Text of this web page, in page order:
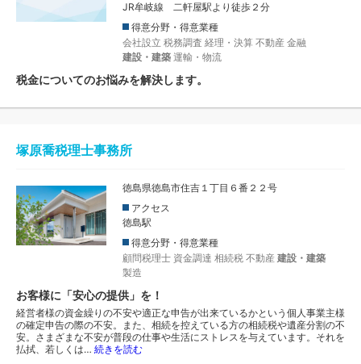
JR牟岐線 二軒屋駅より徒歩２分
得意分野・得意業種
会社設立 税務調査 経理・決算 不動産 金融
建設・建築 運輸・物流
税金についてのお悩みを解決します。
塚原喬税理士事務所
徳島県徳島市住吉１丁目６番２２号
アクセス
徳島駅
得意分野・得意業種
顧問税理士 資金調達 相続税 不動産 建設・建築
製造
お客様に「安心の提供」を！
経営者様の資金繰りの不安や適正な申告が出来ているかという個人事業主様
の確定申告の際の不安。また、相続を控えている方の相続税や遺産分割の不
安。さまざまな不安が普段の仕事や生活にストレスを与えています。それを
払拭、若しくは… 続きを読む